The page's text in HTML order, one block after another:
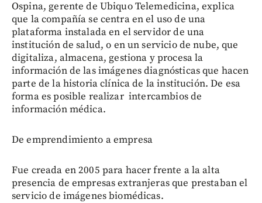
Ospina, gerente de Ubiquo Telemedicina, explica
que la compañía se centra en el uso de una
plataforma instalada en el servidor de una
institución de salud, o en un servicio de nube, que
digitaliza, almacena, gestiona y procesa la
información de las imágenes diagnósticas que hacen
parte de la historia clínica de la institución. De esa
forma es posible realizar intercambios de
información médica.
De emprendimiento a empresa
Fue creada en 2005 para hacer frente a la alta
presencia de empresas extranjeras que prestaban el
servicio de imágenes biomédicas.